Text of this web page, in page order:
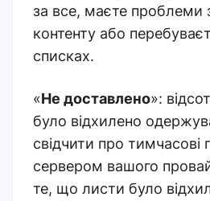
за все, маєте проблеми
контенту або
списках.
«Не доставлено»:
було відхилено
свідчити про
сервером вашого
те, що листи було